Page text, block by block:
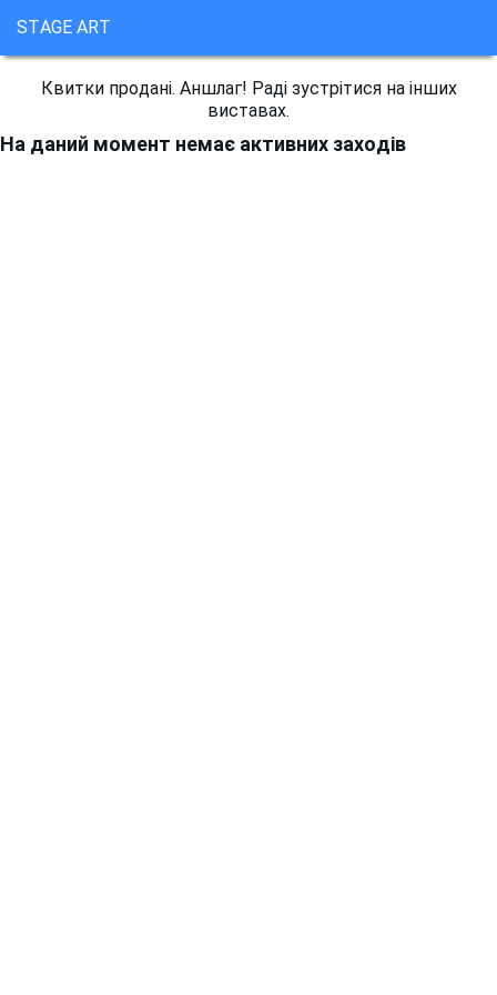
STAGE ART
Квитки продані. Аншлаг! Раді зустрітися на інших
виставах.
На даний момент немає активних заходів